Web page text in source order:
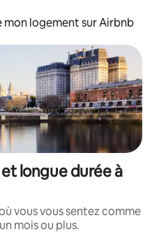
mon logement sur Airbnb
longue durée à
vous vous sentez comme
mois ou plus.